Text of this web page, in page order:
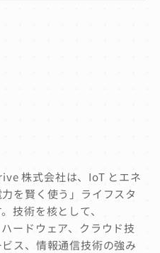
株式会社は、IoT とエネ
を賢く使う」ライフスタ
技術を核として、
ードウェア、クラウド技
ス、情報通信技術の強み